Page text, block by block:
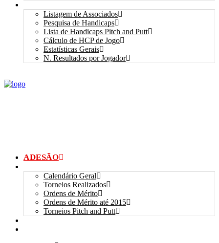
Listagem de Associados
Pesquisa de Handicaps
Lista de Handicaps Pitch and Putt
Cálculo de HCP de Jogo
Estatísticas Gerais
N. Resultados por Jogador
ADESÃO
Calendário Geral
Torneios Realizados
Ordens de Mérito
Ordens de Mérito até 2015
Torneios Pitch and Putt